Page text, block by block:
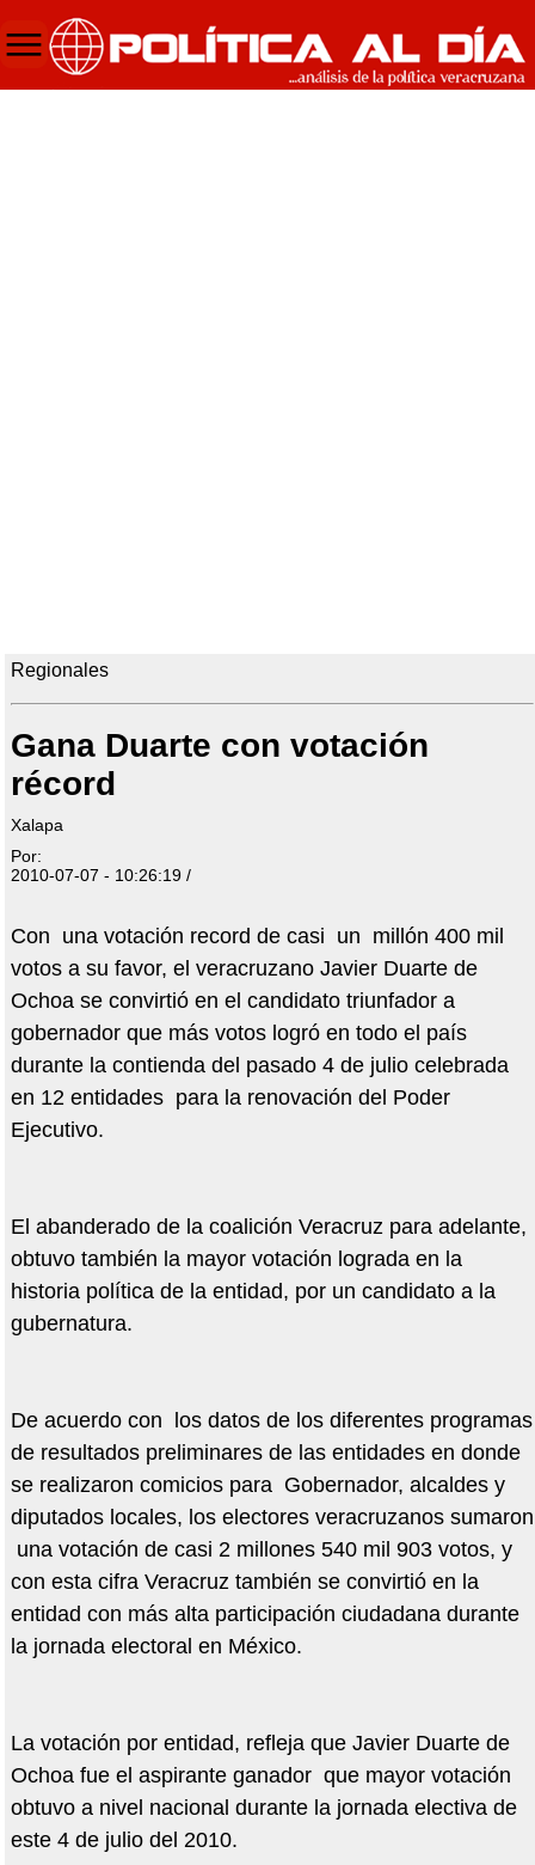
Regionales
Gana Duarte con votación
récord
Xalapa
Por:
2010-07-07 - 10:26:19 /
Con una votación record de casi un millón 400 mil
votos a su favor, el veracruzano Javier Duarte de
Ochoa se convirtió en el candidato triunfador a
gobernador que más votos logró en todo el país
durante la contienda del pasado 4 de julio celebrada
en 12 entidades para la renovación del Poder
Ejecutivo.
El abanderado de la coalición Veracruz para adelante,
obtuvo también la mayor votación lograda en la
historia política de la entidad, por un candidato a la
gubernatura.
De acuerdo con los datos de los diferentes programas
de resultados preliminares de las entidades en donde
se realizaron comicios para Gobernador, alcaldes y
diputados locales, los electores veracruzanos sumaron
una votación de casi 2 millones 540 mil 903 votos, y
con esta cifra Veracruz también se convirtió en la
entidad con más alta participación ciudadana durante
la jornada electoral en México.
La votación por entidad, refleja que Javier Duarte de
Ochoa fue el aspirante ganador que mayor votación
obtuvo a nivel nacional durante la jornada electiva de
este 4 de julio del 2010.